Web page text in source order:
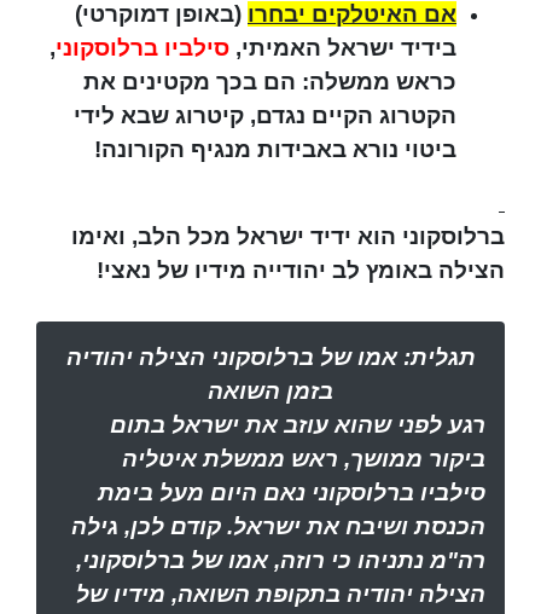
אם האיטלקים יבחרו (באופן דמוקרטי)
בידיד ישראל האמיתי, סילביו ברלוסקוני,
כראש ממשלה: הם בכך מקטינים את
הקטרוג הקיים נגדם, קיטרוג שבא לידי
ביטוי נורא באבידות מנגיף הקורונה!
ברלוסקוני הוא ידיד ישראל מכל הלב, ואימו
הצילה באומץ לב יהודייה מידיו של נאצי!
תגלית: אמו של ברלוסקוני הצילה יהודיה
בזמן השואה
רגע לפני שהוא עוזב את ישראל בתום
ביקור ממושך, ראש ממשלת איטליה
סילביו ברלוסקוני נאם היום מעל בימת
הכנסת ושיבח את ישראל. קודם לכן, גילה
רה"מ נתניהו כי רוזה, אמו של ברלוסקוני,
הצילה יהודיה בתקופת השואה, מידיו של